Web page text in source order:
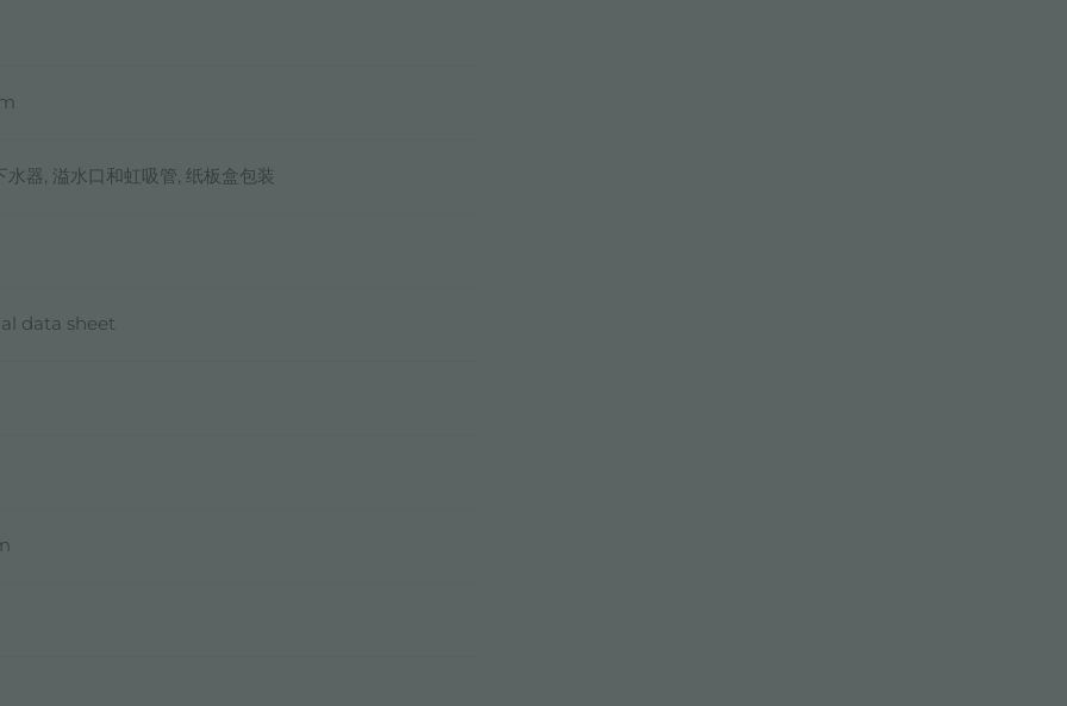
水器, 溢水口和虹吸管, 纸板盒包装
data sheet